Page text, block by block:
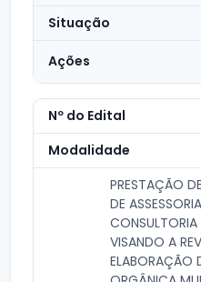
PRESTAÇÃO
DE
VISANDO A
ELABORAÇÃO